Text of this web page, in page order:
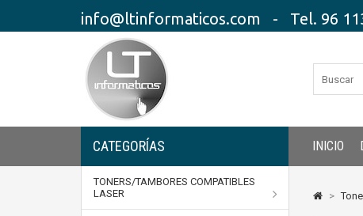
info@ltinformaticos.com - Tel. 96
CATEGORÍAS INICIO
TONERS/TAMBORES COMPATIBLES
LASER
>